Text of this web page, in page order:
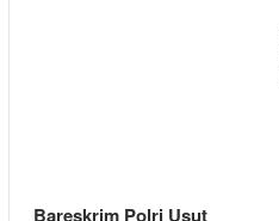
Bareskrim Polri Usut